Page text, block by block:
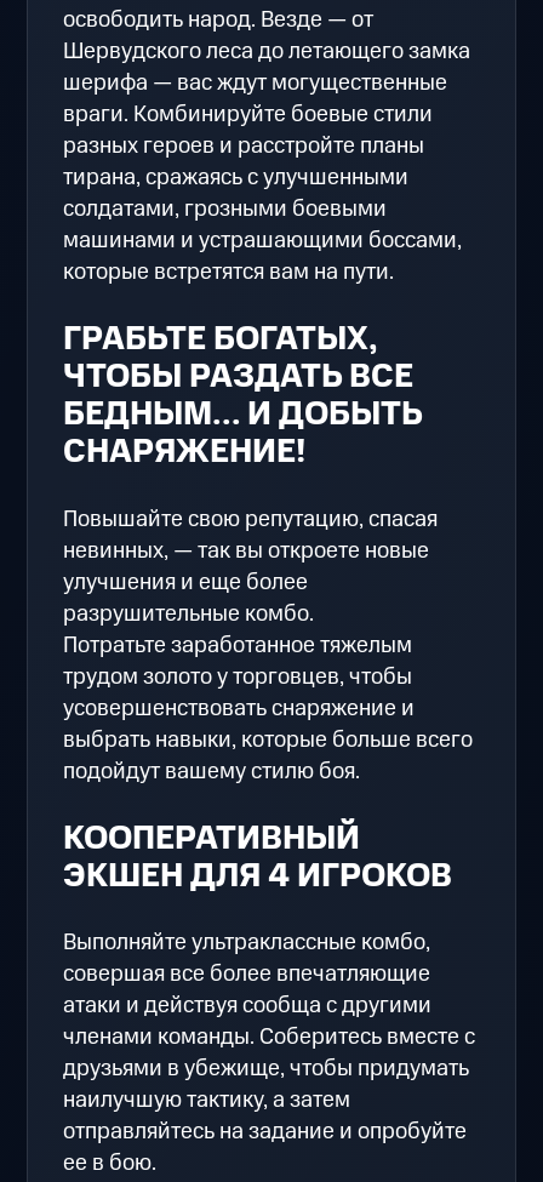
освободить народ. Везде — от
Шервудского леса до летающего замка
шерифа — вас ждут могущественные
враги. Комбинируйте боевые стили
разных героев и расстройте планы
тирана, сражаясь с улучшенными
солдатами, грозными боевыми
машинами и устрашающими боссами,
которые встретятся вам на пути.
ГРАБЬТЕ БОГАТЫХ,
ЧТОБЫ РАЗДАТЬ ВСЕ
БЕДНЫМ... И ДОБЫТЬ
СНАРЯЖЕНИЕ!
Повышайте свою репутацию, спасая
невинных, — так вы откроете новые
улучшения и еще более
разрушительные комбо.
Потратьте заработанное тяжелым
трудом золото у торговцев, чтобы
усовершенствовать снаряжение и
выбрать навыки, которые больше всего
подойдут вашему стилю боя.
КООПЕРАТИВНЫЙ
ЭКШЕН ДЛЯ 4 ИГРОКОВ
Выполняйте ультраклассные комбо,
совершая все более впечатляющие
атаки и действуя сообща с другими
членами команды. Соберитесь вместе с
друзьями в убежище, чтобы придумать
наилучшую тактику, а затем
отправляйтесь на задание и опробуйте
ее в бою.